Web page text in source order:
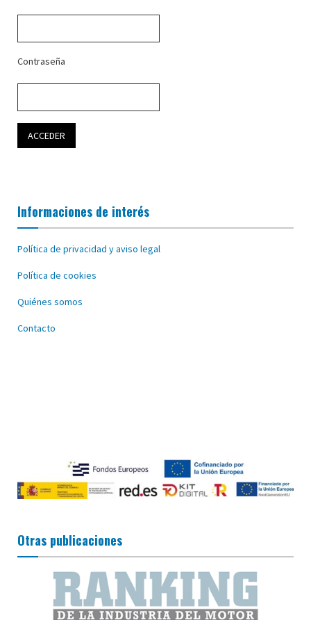
Contraseña
Informaciones de interés
Política de privacidad y aviso legal
Política de cookies
Quiénes somos
Contacto
Otras publicaciones